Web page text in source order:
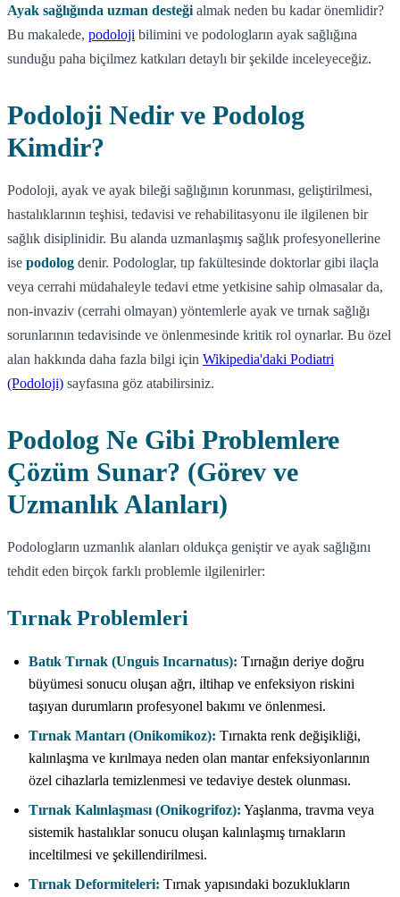
Ayak sağlığında uzman desteği almak neden bu kadar önemlidir?
Bu makalede, podoloji bilimini ve podologların ayak sağlığına
sunduğu paha biçilmez katkıları detaylı bir şekilde inceleyeceğiz.
Podoloji Nedir ve Podolog
Kimdir?
Podoloji, ayak ve ayak bileği sağlığının korunması, geliştirilmesi,
hastalıklarının teşhisi, tedavisi ve rehabilitasyonu ile ilgilenen bir
sağlık disiplinidir. Bu alanda uzmanlaşmış sağlık profesyonellerine
ise podolog denir. Podologlar, tıp fakültesinde doktorlar gibi ilaçla
veya cerrahi müdahaleyle tedavi etme yetkisine sahip olmasalar da,
non-invaziv (cerrahi olmayan) yöntemlerle ayak ve tırnak sağlığı
sorunlarının tedavisinde ve önlenmesinde kritik rol oynarlar. Bu özel
alan hakkında daha fazla bilgi için Wikipedia'daki Podiatri
(Podoloji) sayfasına göz atabilirsiniz.
Podolog Ne Gibi Problemlere
Çözüm Sunar? (Görev ve
Uzmanlık Alanları)
Podologların uzmanlık alanları oldukça geniştir ve ayak sağlığını
tehdit eden birçok farklı problemle ilgilenirler:
Tırnak Problemleri
Batık Tırnak (Unguis Incarnatus): Tırnağın deriye doğru
büyümesi sonucu oluşan ağrı, iltihap ve enfeksiyon riskini
taşıyan durumların profesyonel bakımı ve önlenmesi.
Tırnak Mantarı (Onikomikoz): Tırnakta renk değişikliği,
kalınlaşma ve kırılmaya neden olan mantar enfeksiyonlarının
özel cihazlarla temizlenmesi ve tedaviye destek olunması.
Tırnak Kalınlaşması (Onikogrifoz): Yaşlanma, travma veya
sistemik hastalıklar sonucu oluşan kalınlaşmış tırnakların
inceltilmesi ve şekillendirilmesi.
Tırnak Deformiteleri: Tırnak yapısındaki bozuklukların